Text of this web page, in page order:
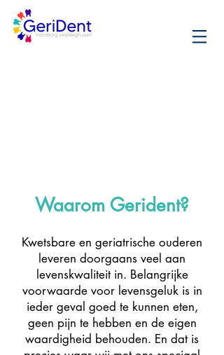
Waarom Gerident?
Kwetsbare en geriatrische ouderen
leveren doorgaans veel aan
levenskwaliteit in. Belangrijke
voorwaarde voor levensgeluk is in
ieder geval goed te kunnen eten,
geen pijn te hebben en de eigen
waardigheid behouden. En dat is